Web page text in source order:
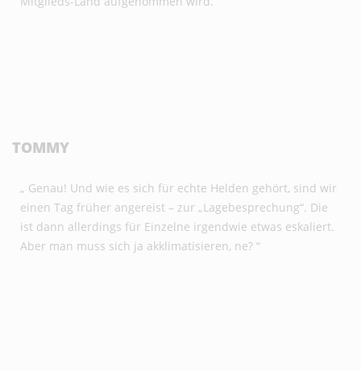
TOMMY
„ Genau! Und wie es sich für echte Helden gehört, sind wir
einen Tag früher angereist – zur „Lagebesprechung“. Die
ist dann allerdings für Einzelne irgendwie etwas eskaliert.
Aber man muss sich ja akklimatisieren, ne? “